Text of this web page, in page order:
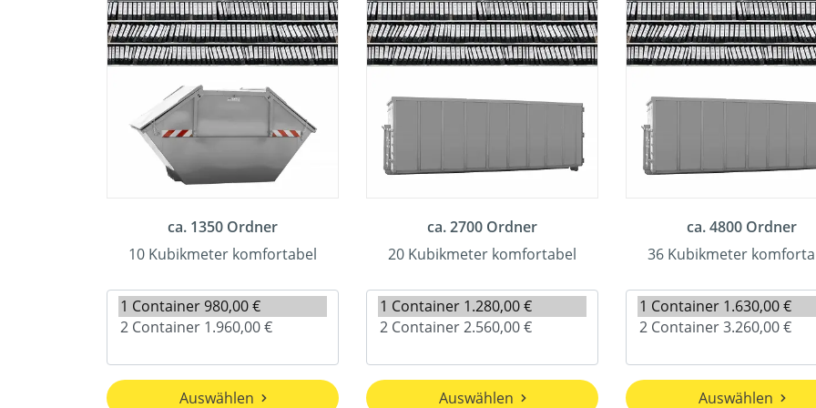
ca. 1350 Ordner
10 Kubikmeter komfortabel
Auswählen
ca. 2700 Ordner
20 Kubikmeter komfortabel
Auswählen
ca. 4800 Ordner
36 Kubikmeter
Auswählen